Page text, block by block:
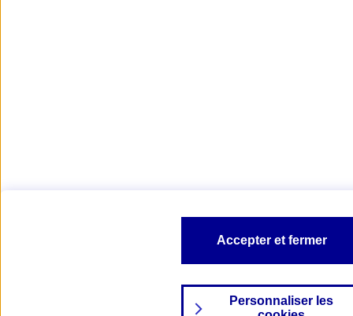
Personnaliser les
Accepter et fermer